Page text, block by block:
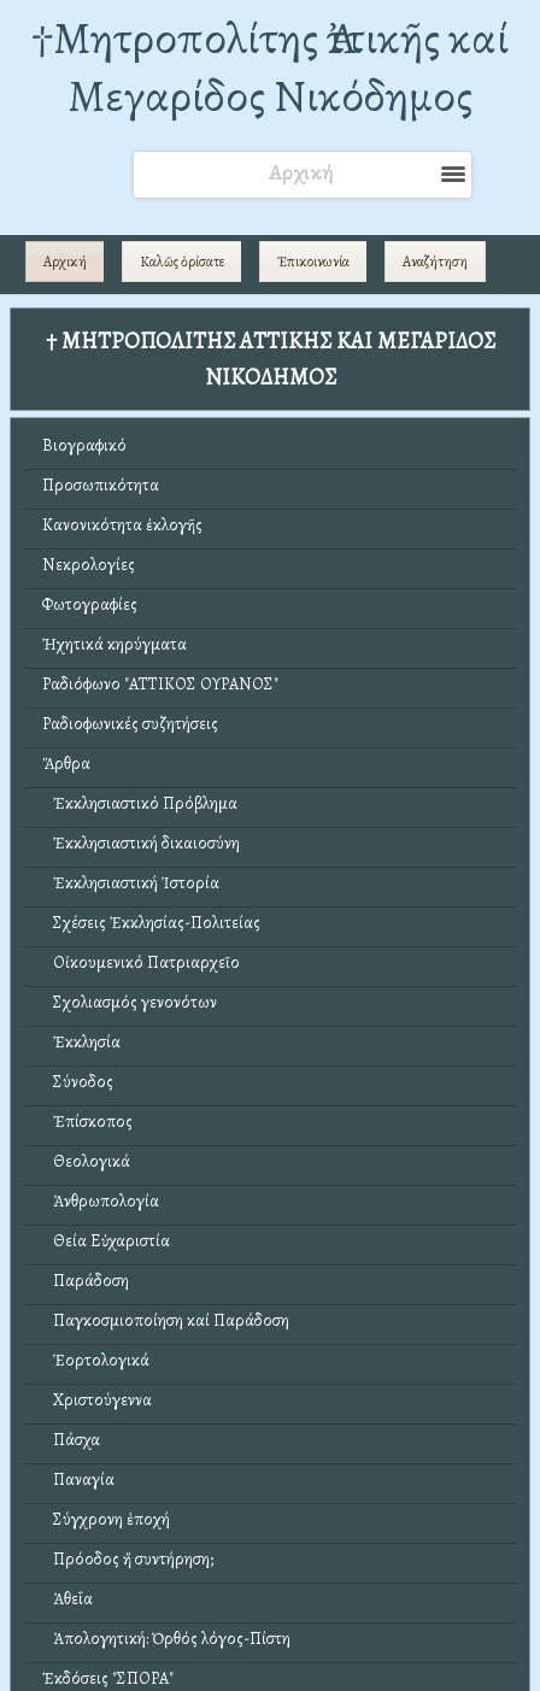
†Mητροπολίτης Ἀττικῆς καί
Μεγαρίδος Νικόδημος
Αρχική
Αρχική Καλῶς ὁρίσατε Ἐπικοινωνία Αναζήτηση
† ΜΗΤΡΟΠΟΛΙΤΗΣ ΑΤΤΙΚΗΣ ΚΑΙ ΜΕΓΑΡΙΔΟΣ
ΝΙΚΟΔΗΜΟΣ
Βιογραφικό
Προσωπικότητα
Κανονικότητα ἐκλογῆς
Νεκρολογίες
Φωτογραφίες
Ἠχητικά κηρύγματα
Ραδιόφωνο "ΑΤΤΙΚΟΣ ΟΥΡΑΝΟΣ"
Ραδιοφωνικές συζητήσεις
Ἄρθρα
Ἐκκλησιαστικό Πρόβλημα
Ἐκκλησιαστική δικαιοσύνη
Ἐκκλησιαστική Ἱστορία
Σχέσεις Ἐκκλησίας-Πολιτείας
Οἰκουμενικό Πατριαρχεῖο
Σχολιασμός γενονότων
Ἐκκλησία
Σύνοδος
Ἐπίσκοπος
Θεολογικά
Ἀνθρωπολογία
Θεία Εὐχαριστία
Παράδοση
Παγκοσμιοποίηση καί Παράδοση
Ἑορτολογικά
Χριστούγεννα
Πάσχα
Παναγία
Σύγχρονη ἐποχή
Πρόοδος ἤ συντήρηση;
Ἀθεΐα
Ἀπολογητική: Ὀρθός λόγος-Πίστη
Ἐκδόσεις "ΣΠΟΡΑ"